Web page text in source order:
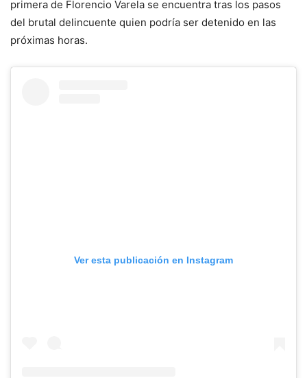
primera de Florencio Varela se encuentra tras los pasos
del brutal delincuente quien podría ser detenido en las
próximas horas.
Ver esta publicación en Instagram